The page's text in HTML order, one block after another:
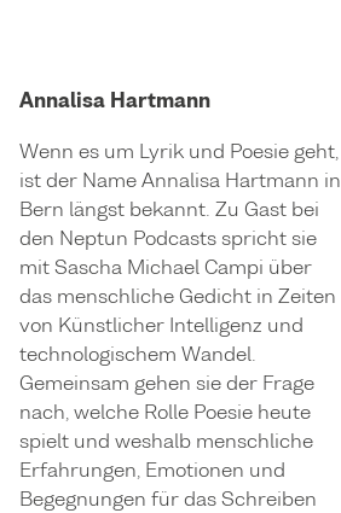
Annalisa Hartmann
Wenn es um Lyrik und Poesie geht,
ist der Name Annalisa Hartmann in
Bern längst bekannt. Zu Gast bei
den Neptun Podcasts spricht sie
mit Sascha Michael Campi über
das menschliche Gedicht in Zeiten
von Künstlicher Intelligenz und
technologischem Wandel.
Gemeinsam gehen sie der Frage
nach, welche Rolle Poesie heute
spielt und weshalb menschliche
Erfahrungen, Emotionen und
Begegnungen für das Schreiben